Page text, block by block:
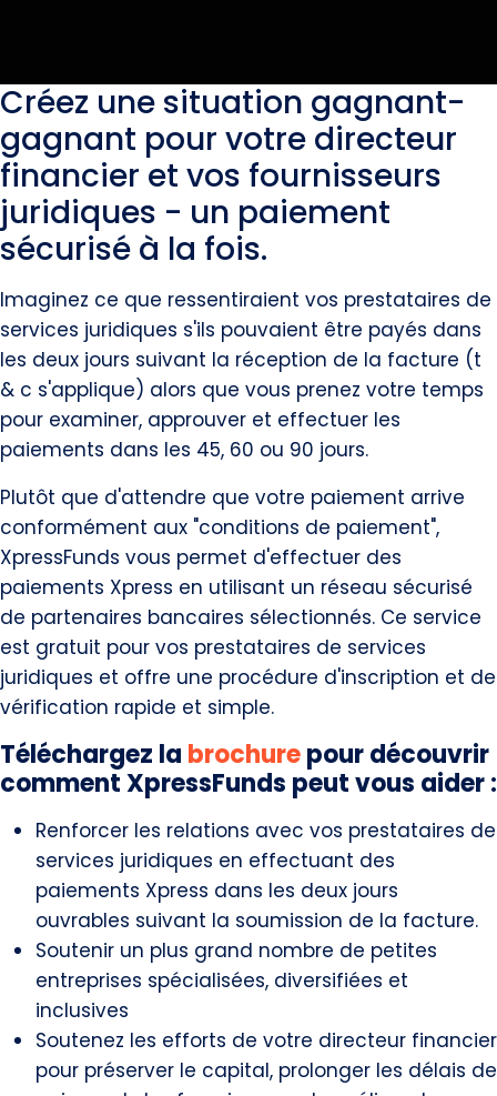
Créez une situation gagnant-
gagnant pour votre directeur
financier et vos fournisseurs
juridiques - un paiement
sécurisé à la fois.
Imaginez ce que ressentiraient vos prestataires de
services juridiques s'ils pouvaient être payés dans
les deux jours suivant la réception de la facture (t
& c s'applique) alors que vous prenez votre temps
pour examiner, approuver et effectuer les
paiements dans les 45, 60 ou 90 jours.
Plutôt que d'attendre que votre paiement arrive
conformément aux "conditions de paiement",
XpressFunds vous permet d'effectuer des
paiements Xpress en utilisant un réseau sécurisé
de partenaires bancaires sélectionnés. Ce service
est gratuit pour vos prestataires de services
juridiques et offre une procédure d'inscription et de
vérification rapide et simple.
Téléchargez la brochurepour découvrir
comment XpressFunds peut vous aider :
Renforcer les relations avec vos prestataires de
services juridiques en effectuant des
paiements Xpress dans les deux jours
ouvrables suivant la soumission de la facture.
Soutenir un plus grand nombre de petites
entreprises spécialisées, diversifiées et
inclusives
Soutenez les efforts de votre directeur financier
pour préserver le capital, prolonger les délais de